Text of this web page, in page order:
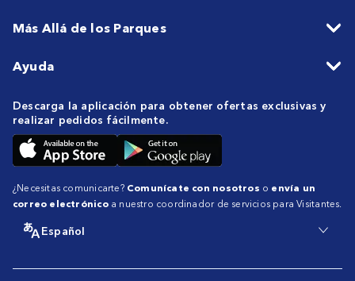
Más Allá de los Parques
Ayuda
Descarga la aplicación para obtener ofertas exclusivas y
realizar pedidos fácilmente.
¿Necesitas comunicarte? Comunícate con nosotros o envía un
correo electrónicoa nuestro coordinador de servicios para Visitantes.
Español